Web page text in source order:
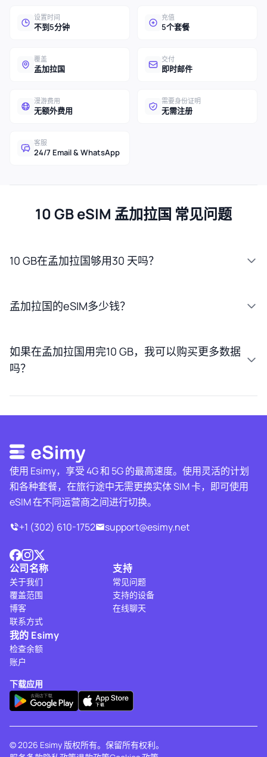
设置时间
不到5分钟
充值
5个套餐
覆盖
孟加拉国
交付
即时邮件
漫游费用
无额外费用
需要身份证明
无需注册
客服
24/7 Email & WhatsApp
10 GB eSIM 孟加拉国 常见问题
10 GB在孟加拉国够用30 天吗？
孟加拉国的eSIM多少钱？
如果在孟加拉国用完10 GB，我可以购买更多数据
吗？
使用 Esimy，享受 4G 和 5G 的最高速度。使用灵活的计划
和各种套餐，在旅行途中无需更换实体 SIM 卡，即可使用
eSIM 在不同运营商之间进行切换。
+1 (302) 610-1752
support@esimy.net
公司名称
关于我们
覆盖范围
博客
联系方式
支持
常见问题
支持的设备
在线聊天
我的 Esimy
检查余额
账户
下载应用
© 2026 Esimy 版权所有。保留所有权利。